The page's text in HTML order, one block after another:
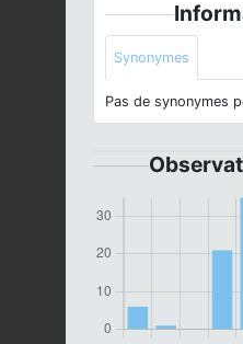
Synonymes
Pas de synonymes